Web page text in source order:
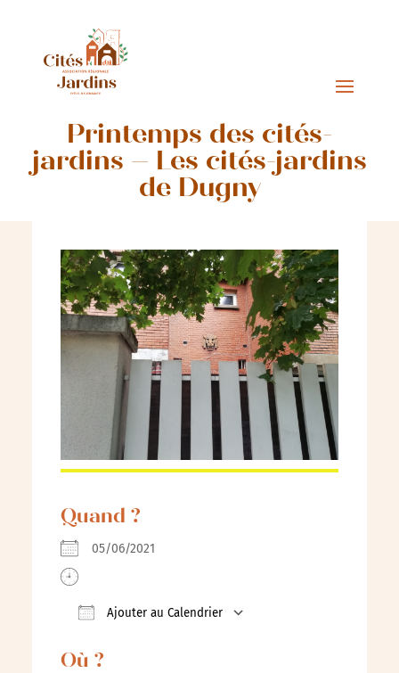
Printemps des cités-
jardins – Les cités-jardins
de Dugny
Quand ?
05/06/2021
Ajouter au Calendrier
Où ?